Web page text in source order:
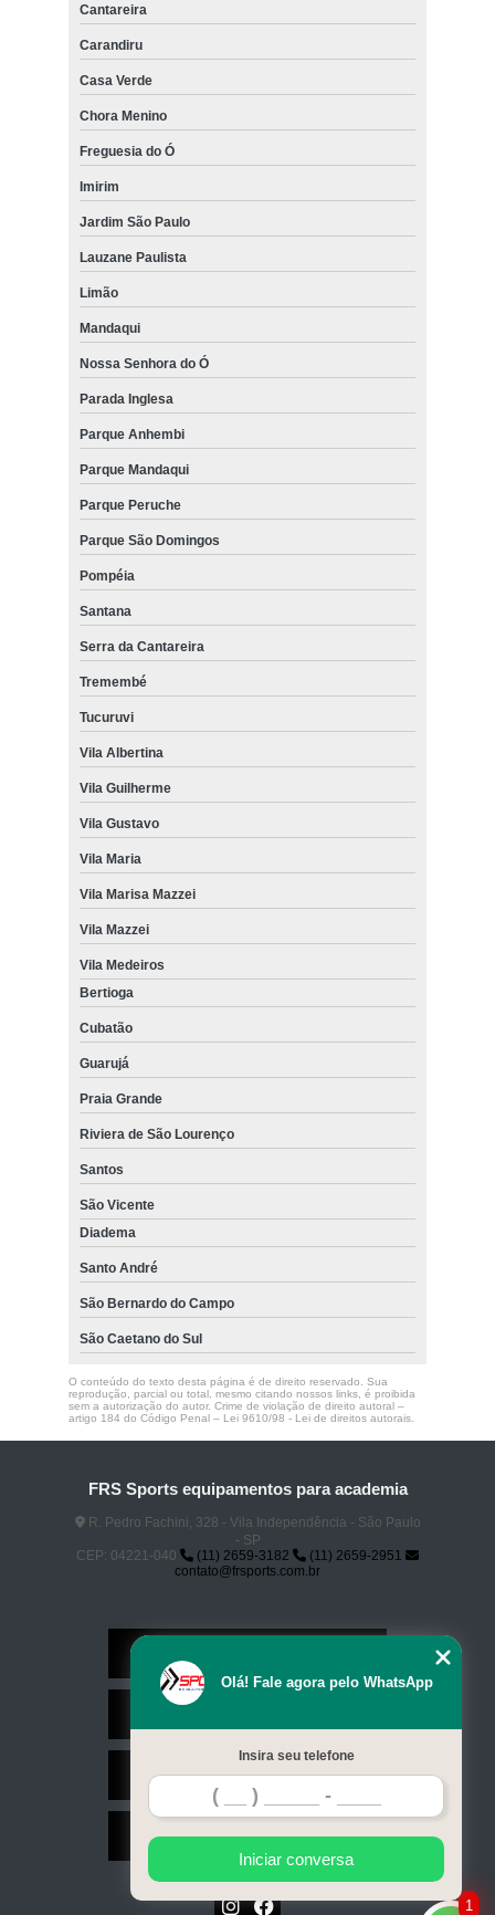
Cantareira
Carandiru
Casa Verde
Chora Menino
Freguesia do Ó
Imirim
Jardim São Paulo
Lauzane Paulista
Limão
Mandaqui
Nossa Senhora do Ó
Parada Inglesa
Parque Anhembi
Parque Mandaqui
Parque Peruche
Parque São Domingos
Pompéia
Santana
Serra da Cantareira
Tremembé
Tucuruvi
Vila Albertina
Vila Guilherme
Vila Gustavo
Vila Maria
Vila Marisa Mazzei
Vila Mazzei
Vila Medeiros
Bertioga
Cubatão
Guarujá
Praia Grande
Riviera de São Lourenço
Santos
São Vicente
Diadema
Santo André
São Bernardo do Campo
São Caetano do Sul
O conteúdo do texto desta página é de direito reservado. Sua
reprodução, parcial ou total, mesmo citando nossos links, é proibida
sem a autorização do autor. Crime de violação de direito autoral –
artigo 184 do Código Penal – Lei 9610/98 - Lei de direitos autorais.
FRS Sports equipamentos para academia
R. Pedro Fachini, 328 - Vila Independência - São Paulo
- SP
CEP: 04221-040
(11) 2659-3182
(11) 2659-2951
contato@frsports.com.br
Contato
Mapa do site
1
Olá! Fale agora pelo WhatsApp
Insira seu telefone
Iniciar conversa